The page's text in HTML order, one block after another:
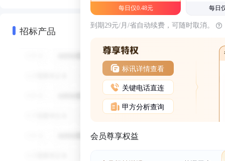
招标产品
每日仅0.48元 每日
到期29元/月/省自动续费，可随时取消。
标讯详情查看
关键电话直连
甲方分析查询
会员尊享权益